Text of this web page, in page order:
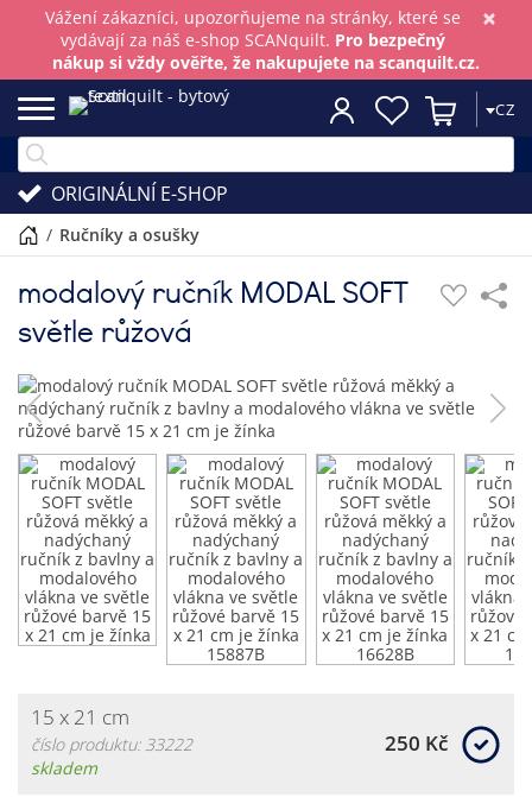
×
Vážení zákazníci, upozorňujeme na stránky, které se
vydávají za náš e-shop SCANquilt. Pro bezpečný
nákup si vždy ověřte, že nakupujete na scanquilt.cz.
CZ
ORIGINÁLNÍ E-SHOP
/ ručníky a osušky
modalový ručník MODAL SOFT
světle růžová
15 x 21 cm
číslo produktu: 33222
skladem
250 Kč